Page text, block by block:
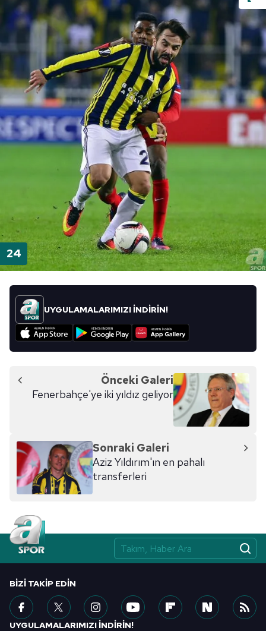
UYGULAMALARIMIZI İNDİRİN!
Önceki Galeri
Fenerbahçe'ye iki yıldız geliyor
Sonraki Galeri
Aziz Yıldırım'ın en pahalı
transferleri
BIZI TAKIP EDIN
UYGULAMALARIMIZI İNDİRİN!